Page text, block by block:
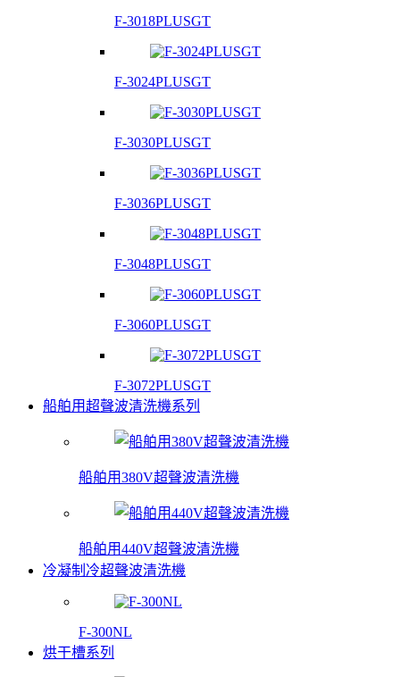
F-3018PLUSGT
F-3024PLUSGT
F-3030PLUSGT
F-3036PLUSGT
F-3048PLUSGT
F-3060PLUSGT
F-3072PLUSGT
船舶用超聲波清洗機系列
船舶用380V超聲波清洗機
船舶用440V超聲波清洗機
冷凝制冷超聲波清洗機
F-300NL
烘干槽系列